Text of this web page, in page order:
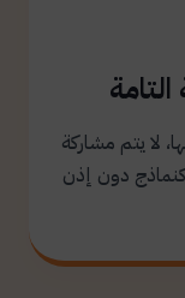
لا يتم مشاركة
دون إذن